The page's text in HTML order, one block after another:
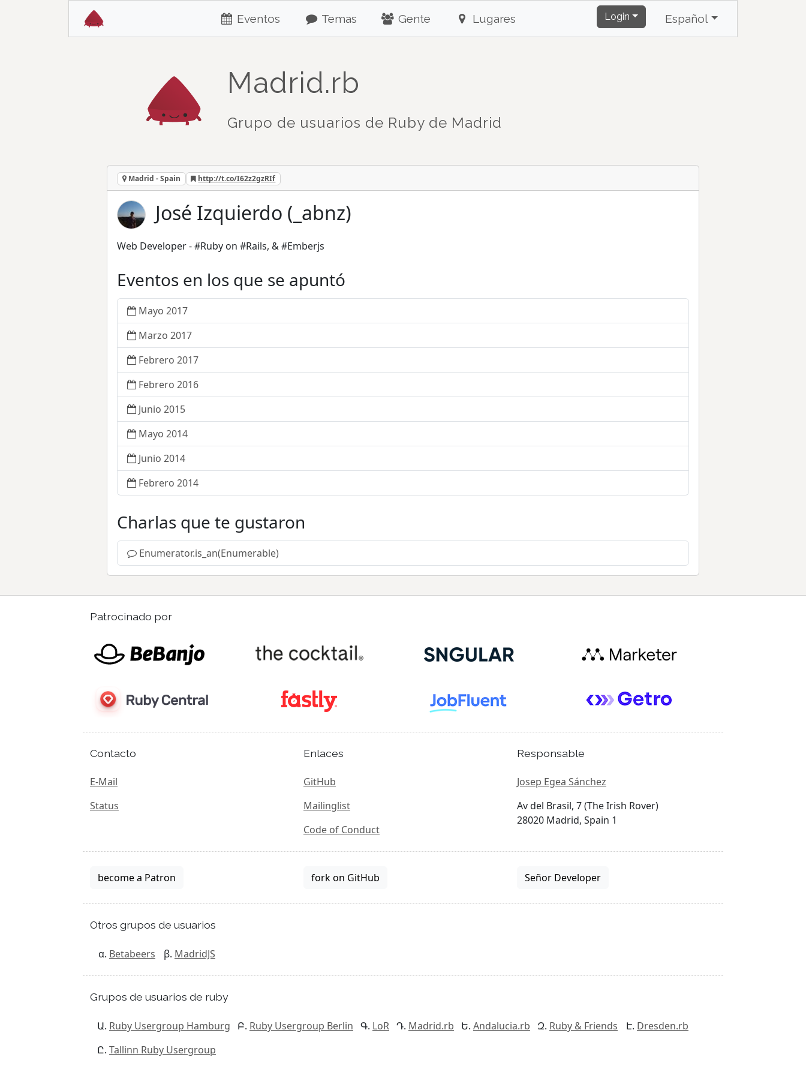
Eventos Temas Gente Lugares Login Español
Madrid.rb
Grupo de usuarios de Ruby de Madrid
Madrid - Spain http://t.co/I62z2gzRIf
José Izquierdo (_abnz)
Web Developer - #Ruby on #Rails, & #Emberjs
Eventos en los que se apuntó
Mayo 2017
Marzo 2017
Febrero 2017
Febrero 2016
Junio 2015
Mayo 2014
Junio 2014
Febrero 2014
Charlas que te gustaron
Enumerator.is_an(Enumerable)
Patrocinado por
Contacto
E-Mail
Status
Enlaces
GitHub
Mailinglist
Code of Conduct
Responsable
Josep Egea Sánchez
Av del Brasil, 7 (The Irish Rover)
28020 Madrid, Spain 1
become a Patron fork on GitHub Señor Developer
Otros grupos de usuarios
Betabeers MadridJS
Grupos de usuarios de ruby
Ruby Usergroup Hamburg Ruby Usergroup Berlin LoR Madrid.rb Andalucia.rb Ruby & Friends
Dresden.rb
Tallinn Ruby Usergroup